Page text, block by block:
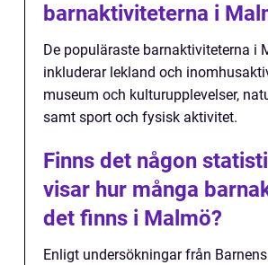
barnaktiviteterna i
De populäraste barnaktiviteterna i
inkluderar lekland och
museum och kulturupplevelser,
samt sport och fysisk aktivitet.
Finns det någon
visar hur många
det finns i Malmö?
Enligt undersökningar från